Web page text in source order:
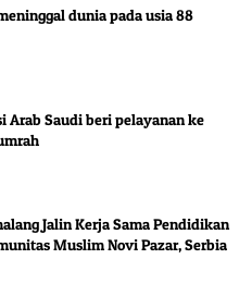
dunia pada usia 88
Arab Saudi beri pelayanan ke
Jalin Kerja Sama Pendidikan
Muslim Novi Pazar, Serbia